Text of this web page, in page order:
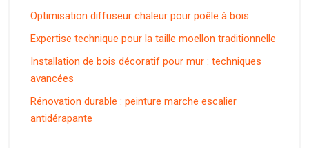
Optimisation diffuseur chaleur pour poêle à bois
Expertise technique pour la taille moellon traditionnelle
Installation de bois décoratif pour mur : techniques
avancées
Rénovation durable : peinture marche escalier
antidérapante